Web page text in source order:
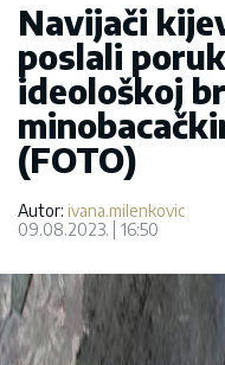
Navijači
poslali
ideološkoj
(FOTO)
Autor: ivana.milenkovic
09.08.2023.
16:50